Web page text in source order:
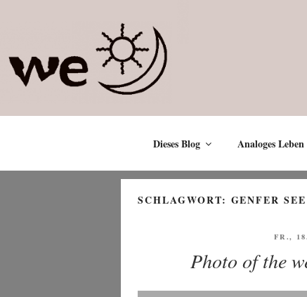
Dieses Blog Analoges Leben
SCHLAGWORT: GENFER SEE
FR.,
Photo of the